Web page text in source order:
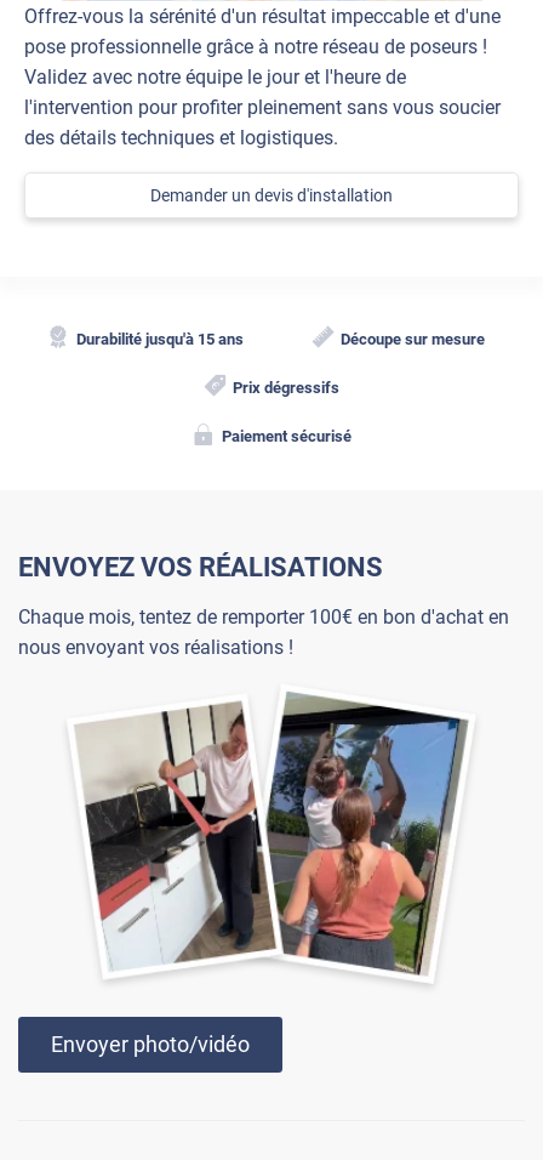
Offrez-vous la sérénité d'un résultat impeccable et d'une
pose professionnelle grâce à notre réseau de poseurs !
Validez avec notre équipe le jour et l'heure de
l'intervention pour profiter pleinement sans vous soucier
des détails techniques et logistiques.
Demander un devis d'installation
Durabilité jusqu'à 15 ans Découpe sur mesure
Prix dégressifs
Paiement sécurisé
ENVOYEZ VOS RÉALISATIONS
Chaque mois, tentez de remporter 100€ en bon d'achat en
nous envoyant vos réalisations !
Envoyer photo/vidéo